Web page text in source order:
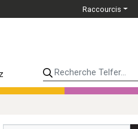
Raccourcis
Recherche Telfer...